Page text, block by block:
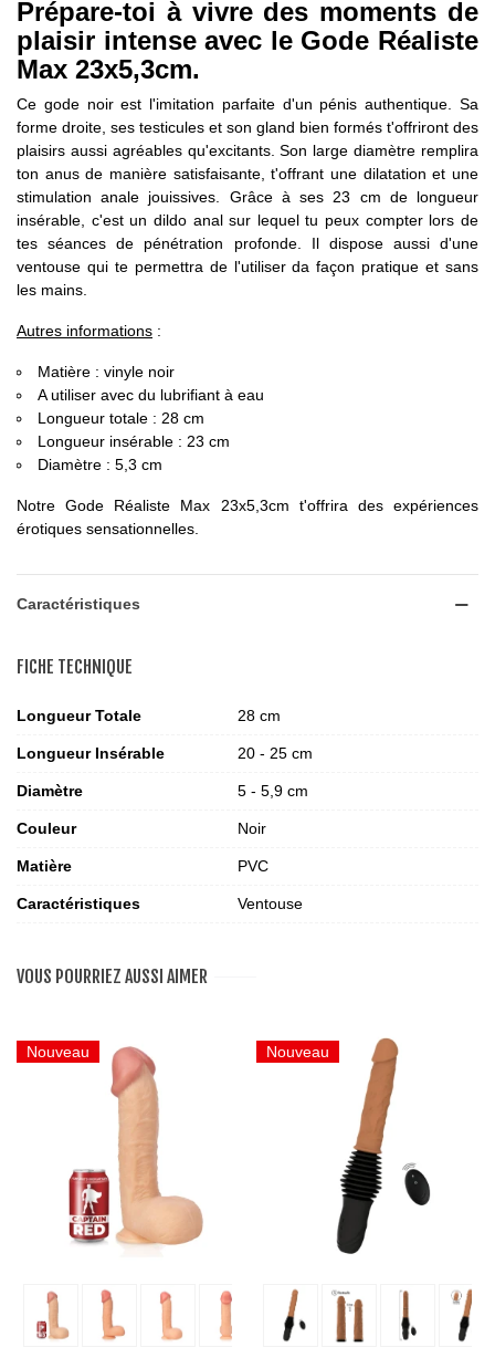
Prépare-toi à vivre des moments de
plaisir intense avec le Gode Réaliste
Max 23x5,3cm.
Ce gode noir est l'imitation parfaite d'un pénis authentique. Sa
forme droite, ses testicules et son gland bien formés t'offriront des
plaisirs aussi agréables qu'excitants. Son large diamètre remplira
ton anus de manière satisfaisante, t'offrant une dilatation et une
stimulation anale jouissives. Grâce à ses 23 cm de longueur
insérable, c'est un dildo anal sur lequel tu peux compter lors de
tes séances de pénétration profonde. Il dispose aussi d'une
ventouse qui te permettra de l'utiliser da façon pratique et sans
les mains.
Autres informations :
Matière : vinyle noir
A utiliser avec du lubrifiant à eau
Longueur totale : 28 cm
Longueur insérable : 23 cm
Diamètre : 5,3 cm
Notre Gode Réaliste Max 23x5,3cm t'offrira des expériences
érotiques sensationnelles.
Caractéristiques
FICHE TECHNIQUE
Longueur Totale 28 cm
Longueur Insérable 20 - 25 cm
Diamètre 5 - 5,9 cm
Couleur Noir
Matière PVC
Caractéristiques Ventouse
VOUS POURRIEZ AUSSI AIMER
Nouveau Nouveau